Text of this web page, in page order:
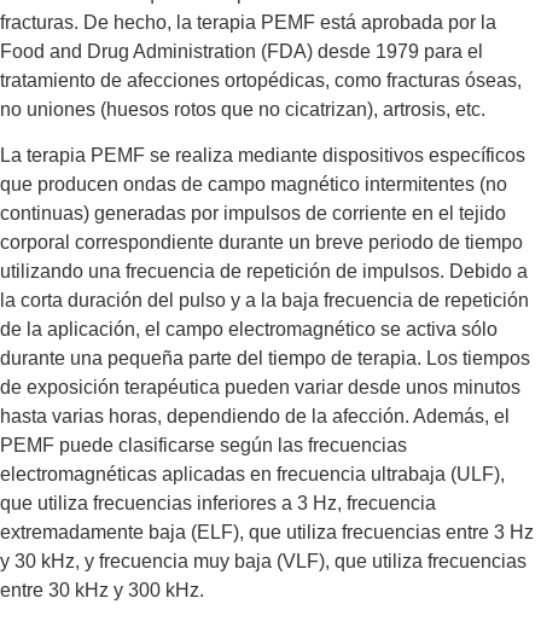
fracturas. De hecho, la terapia PEMF está aprobada por la
Food and Drug Administration (FDA) desde 1979 para el
tratamiento de afecciones ortopédicas, como fracturas óseas,
no uniones (huesos rotos que no cicatrizan), artrosis, etc.
La terapia PEMF se realiza mediante dispositivos específicos
que producen ondas de campo magnético intermitentes (no
continuas) generadas por impulsos de corriente en el tejido
corporal correspondiente durante un breve periodo de tiempo
utilizando una frecuencia de repetición de impulsos. Debido a
la corta duración del pulso y a la baja frecuencia de repetición
de la aplicación, el campo electromagnético se activa sólo
durante una pequeña parte del tiempo de terapia. Los tiempos
de exposición terapéutica pueden variar desde unos minutos
hasta varias horas, dependiendo de la afección. Además, el
PEMF puede clasificarse según las frecuencias
electromagnéticas aplicadas en frecuencia ultrabaja (ULF),
que utiliza frecuencias inferiores a 3 Hz, frecuencia
extremadamente baja (ELF), que utiliza frecuencias entre 3 Hz
y 30 kHz, y frecuencia muy baja (VLF), que utiliza frecuencias
entre 30 kHz y 300 kHz.